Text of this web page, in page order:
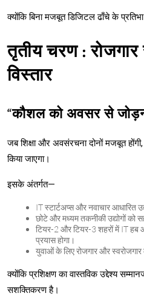
क्योंकि बिना मजबूत डिजिटल ढाँचे के
तृतीय चरण :
विस्तार
“कौशल को अवसर से
जब शिक्षा और अवसंरचना दोनों मजबूत
किया जाएगा।
इसके अंतर्गत—
IT स्टार्टअप्स और नवाचार आधारित
छोटे और मध्यम तकनीकी उद्योगों को
टियर-2 और टियर-3 शहरों में IT
प्रयास होगा।
युवाओं के लिए रोजगार और स्वरोजगार
क्योंकि प्रशिक्षण का वास्तविक उद्देश्य
सशक्तिकरण है।